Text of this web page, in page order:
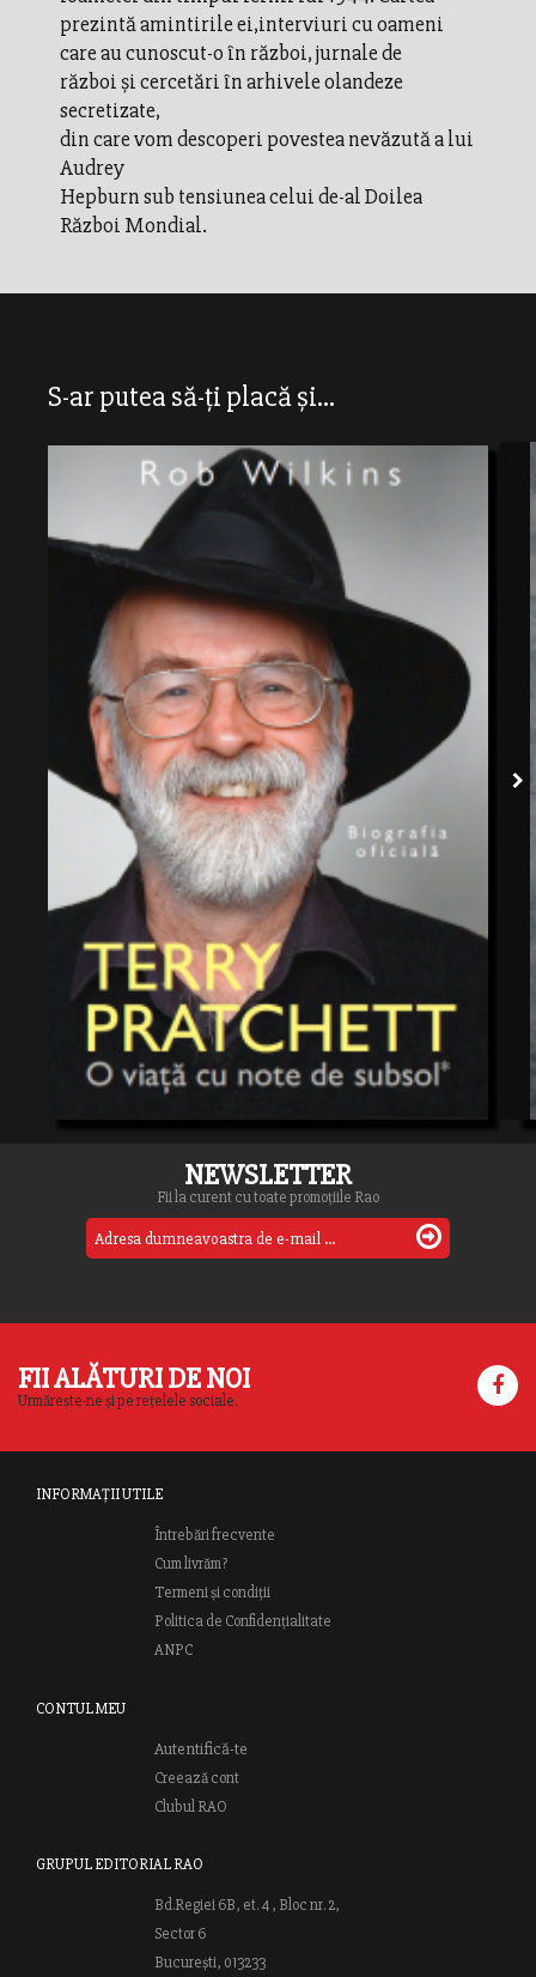
prezintă amintirile ei,interviuri cu oameni
care au cunoscut-o în război, jurnale de
război și cercetări în arhivele olandeze
secretizate,
din care vom descoperi povestea nevăzută a lui
Audrey
Hepburn sub tensiunea celui de-al Doilea
Război Mondial.
S-ar putea să-ți placă și...
NEWSLETTER
Fii la curent cu toate promoțiile Rao
FII ALĂTURI DE NOI
Urmărește-ne și pe rețelele sociale.
INFORMAȚII UTILE
Întrebări frecvente
Cum livrăm?
Termeni și condiții
Politica de Confidențialitate
ANPC
CONTUL MEU
Autentifică-te
Creează cont
Clubul RAO
GRUPUL EDITORIAL RAO
Bd.Regiei 6B, et. 4 , Bloc nr. 2,
Sector 6
București, 013233